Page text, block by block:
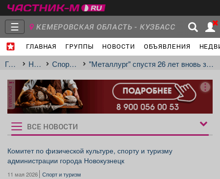
☰ КЕМЕРОВСКАЯ ОБЛАСТЬ - КУЗБАСС
ГЛАВНАЯ ГРУППЫ НОВОСТИ ОБЪЯВЛЕНИЯ
Главная
Группы Новости
Объявления Недвижимость Услуги
ГлавнаяНовостиСпорт и туризм "Металлург" спустя 26 лет вновь завоевал бронзу чемпионата России
реклама
Рукбрики
новостей
ВСЕ НОВОСТИ
Комитет по физической культуре, спорту и туризму
администрации города Новокузнецк
11 мая 2026 Спорт и туризм